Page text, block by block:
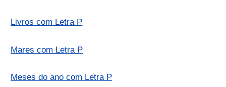
Livros com Letra P
Mares com Letra P
Meses do ano com Letra P